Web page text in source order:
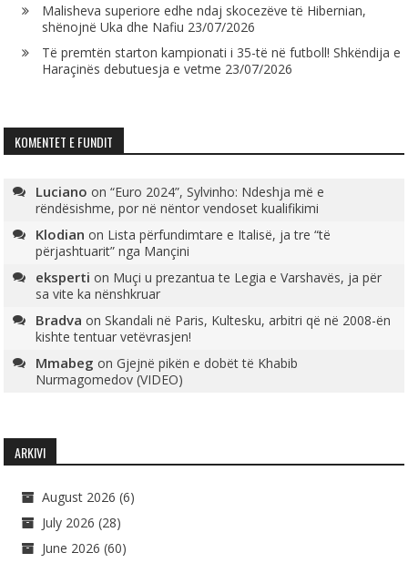
Malisheva superiore edhe ndaj skocezëve të Hibernian,
shënojnë Uka dhe Nafiu 23/07/2026
Të premtën starton kampionati i 35-të në futboll! Shkëndija e
Haraçinës debutuesja e vetme 23/07/2026
KOMENTET E FUNDIT
Luciano on“Euro 2024”, Sylvinho: Ndeshja më e
rëndësishme, por në nëntor vendoset kualifikimi
Klodian on Lista përfundimtare e Italisë, ja tre “të
përjashtuarit” nga Mançini
eksperti on Muçi u prezantua te Legia e Varshavës, ja për
sa vite ka nënshkruar
Bradva onSkandali në Paris, Kultesku, arbitri që në 2008-ën
kishte tentuar vetëvrasjen!
Mmabeg onGjejnë pikën e dobët të Khabib
Nurmagomedov (VIDEO)
ARKIVI
August 2026 (6)
July 2026 (28)
June 2026 (60)